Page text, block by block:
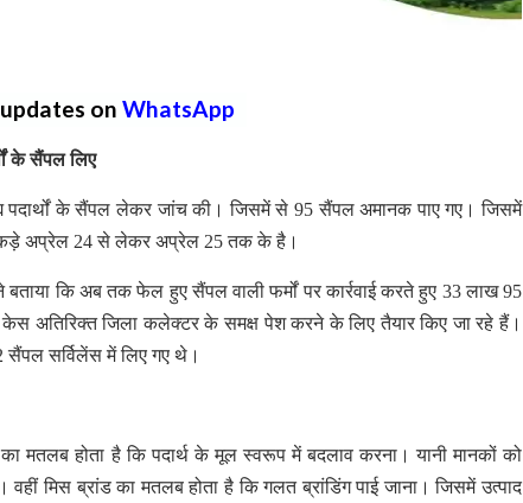
on WhatsApp
के सैंपल लिए
पदार्थों के सैंपल लेकर जांच की। जिसमें से 95 सैंपल अमानक पाए गए। जिसमें
अप्रेल 24 से लेकर अप्रेल 25 तक के है।
बताया कि अब तक फेल हुए सैंपल वाली फर्मों पर कार्रवाई करते हुए 33 लाख 95
केस अतिरिक्त जिला कलेक्टर के समक्ष पेश करने के लिए तैयार किए जा रहे हैं।
सैंपल सर्विलेंस में लिए गए थे।
मतलब होता है कि पदार्थ के मूल स्वरूप में बदलाव करना। यानी मानकों को
वहीं मिस ब्रांड का मतलब होता है कि गलत ब्रांडिंग पाई जाना। जिसमें उत्पाद